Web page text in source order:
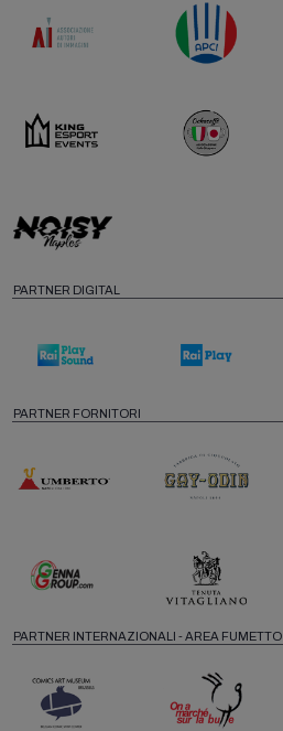
PARTNER DIGITAL
PARTNER FORNITORI
PARTNER INTERNAZIONALI - AREA FUMETTO